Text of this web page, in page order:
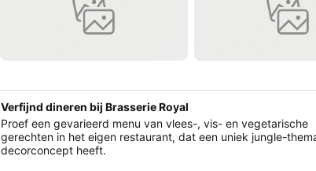
Verfijnd dineren bij Brasserie Royal
Proef een gevarieerd menu van vlees-, vis- en vegetarische
gerechten in het eigen restaurant, dat een uniek jungle-
decorconcept heeft.